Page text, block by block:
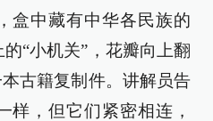
盒中藏有中华各民族的
“小机关”，花瓣向上翻
古籍复制件。讲解员告
样，但它们紧密相连，